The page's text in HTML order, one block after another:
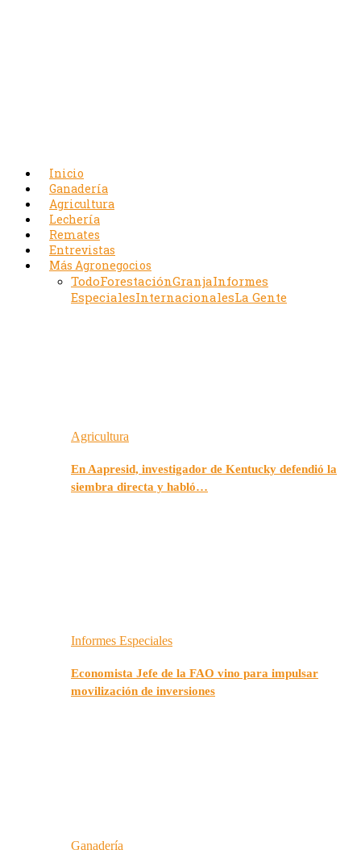
Inicio
Ganadería
Agricultura
Lechería
Remates
Entrevistas
Más Agronegocios
TodoForestaciónGranjaInformes
EspecialesInternacionalesLa Gente
Agricultura
En Aapresid, investigador de Kentucky defendió la
siembra directa y habló…
Informes Especiales
Economista Jefe de la FAO vino para impulsar
movilización de inversiones
Ganadería